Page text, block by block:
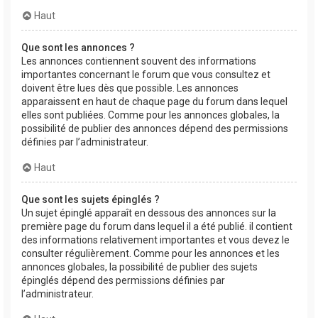
Haut
Que sont les annonces ?
Les annonces contiennent souvent des informations
importantes concernant le forum que vous consultez et
doivent être lues dès que possible. Les annonces
apparaissent en haut de chaque page du forum dans lequel
elles sont publiées. Comme pour les annonces globales, la
possibilité de publier des annonces dépend des permissions
définies par l’administrateur.
Haut
Que sont les sujets épinglés ?
Un sujet épinglé apparaît en dessous des annonces sur la
première page du forum dans lequel il a été publié. il contient
des informations relativement importantes et vous devez le
consulter régulièrement. Comme pour les annonces et les
annonces globales, la possibilité de publier des sujets
épinglés dépend des permissions définies par
l’administrateur.